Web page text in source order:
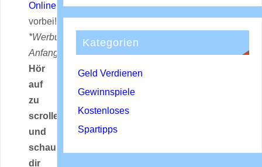
Online
vorbei!
*Werbung
Anfang*
Hör
auf
zu
scrollen
und
schau
dir
Kategorien
Geld Verdienen
Gewinnspiele
Kostenloses
Spartipps